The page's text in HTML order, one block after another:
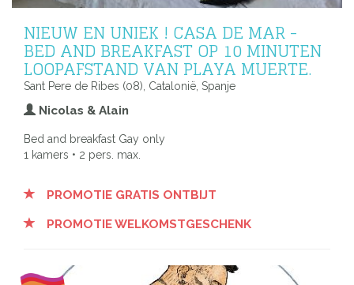
NIEUW EN UNIEK ! CASA DE MAR -
BED AND BREAKFAST OP 10 MINUTEN
LOOPAFSTAND VAN PLAYA MUERTE.
Sant Pere de Ribes (08), Catalonië, Spanje
Nicolas & Alain
Bed and breakfast Gay only
1 kamers • 2 pers. max.
PROMOTIE GRATIS ONTBIJT
PROMOTIE WELKOMSTGESCHENK